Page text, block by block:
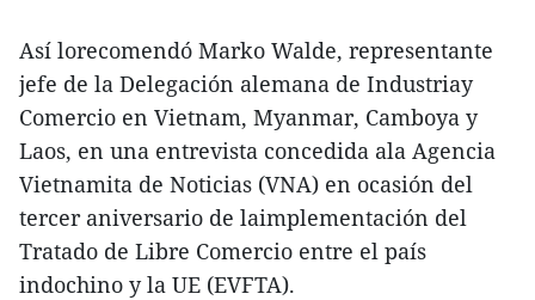
Así lorecomendó Marko Walde, representante
jefe de la Delegación alemana de Industriay
Comercio en Vietnam, Myanmar, Camboya y
Laos, en una entrevista concedida ala Agencia
Vietnamita de Noticias (VNA) en ocasión del
tercer aniversario de laimplementación del
Tratado de Libre Comercio entre el país
indochino y la UE (EVFTA).